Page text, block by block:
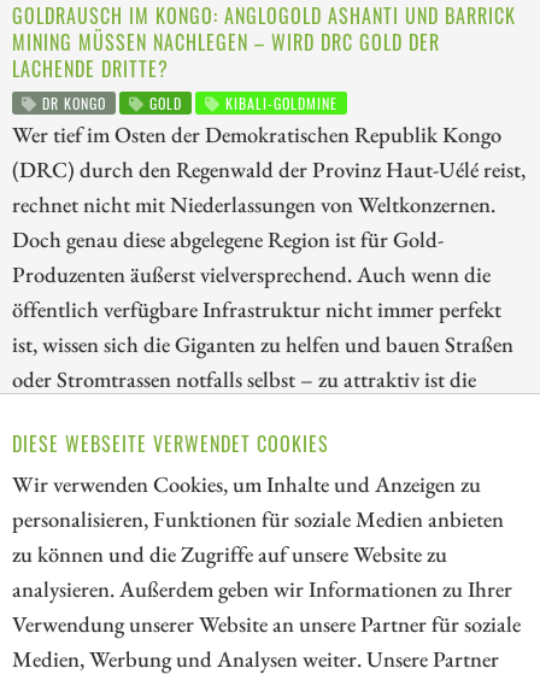
DIESE WEBSEITE VERWENDET COOKIES
Wir verwenden Cookies, um Inhalte und Anzeigen zu
personalisieren, Funktionen für soziale Medien anbieten
zu können und die Zugriffe auf unsere Website zu
analysieren. Außerdem geben wir Informationen zu Ihrer
Verwendung unserer Website an unsere Partner für soziale
Medien, Werbung und Analysen weiter. Unsere Partner
GOLDRAUSCH IM KONGO: ANGLOGOLD ASHANTI UND BARRICK
MINING MÜSSEN NACHLEGEN – WIRD DRC GOLD DER
LACHENDE DRITTE?
DR KONGO GOLD KIBALI-GOLDMINE
Wer tief im Osten der Demokratischen Republik Kongo
(DRC) durch den Regenwald der Provinz Haut-Uélé reist,
rechnet nicht mit Niederlassungen von Weltkonzernen.
Doch genau diese abgelegene Region ist für Gold-
Produzenten äußerst vielversprechend. Auch wenn die
öffentlich verfügbare Infrastruktur nicht immer perfekt
ist, wissen sich die Giganten zu helfen und bauen Straßen
oder Stromtrassen notfalls selbst – zu attraktiv ist die
irritieren zu lassen. Wir stellen Unternehmen vor, die in
DRC tätig sind und zeigen Chancen für Investoren auf.
ZUM KOMMENTAR